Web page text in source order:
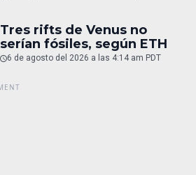
Tres rifts de Venus no
serían fósiles, según ETH
6 de agosto del 2026 a las 4:14 am PDT